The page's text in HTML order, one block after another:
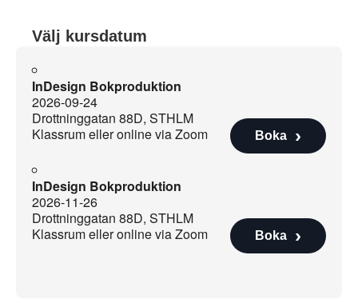
Välj kursdatum
InDesign Bokproduktion
2026-09-24
Drottninggatan 88D, STHLM
Klassrum eller online via Zoom
Boka
InDesign Bokproduktion
2026-11-26
Drottninggatan 88D, STHLM
Klassrum eller online via Zoom
Boka